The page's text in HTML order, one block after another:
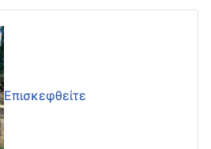
Επισκεφθείτε